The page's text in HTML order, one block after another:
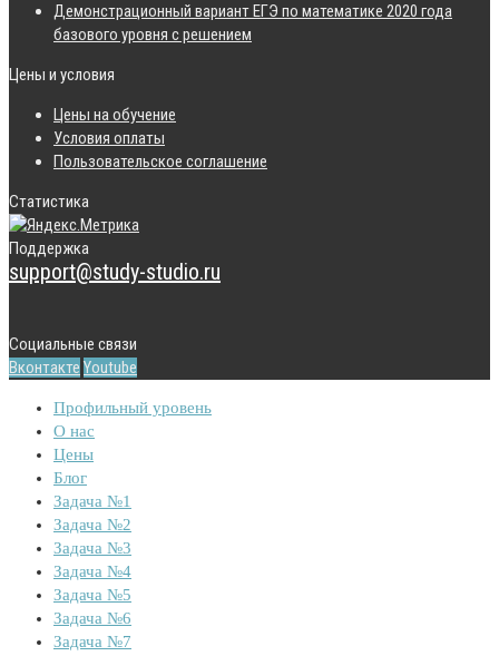
Демонстрационный вариант ЕГЭ по математике 2020 года
базового уровня с решением
Цены и условия
Цены на обучение
Условия оплаты
Пользовательское соглашение
Статистика
Поддержка
support@study-studio.ru
Социальные связи
Вконтакте Youtube
Профильный уровень
О нас
Цены
Блог
Задача №1
Задача №2
Задача №3
Задача №4
Задача №5
Задача №6
Задача №7